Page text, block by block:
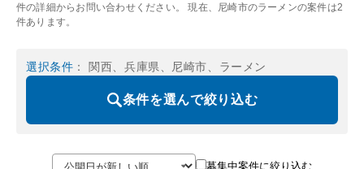
件の詳細からお問い合わせください。 現在、尼崎市のラーメンの案件は2
件あります。
選択条件 ： 関西、兵庫県、尼崎市、ラーメン
条件を選んで絞り込む
募集中案件に絞り込む